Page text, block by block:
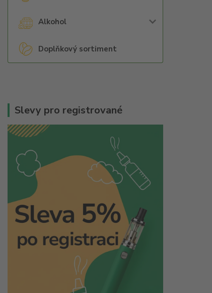
Alkohol
Doplňkový sortiment
Slevy pro registrované